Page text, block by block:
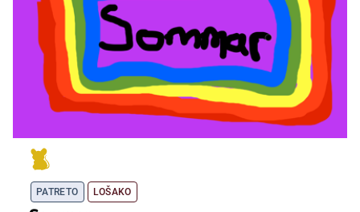
PATRETO LOŠAKO